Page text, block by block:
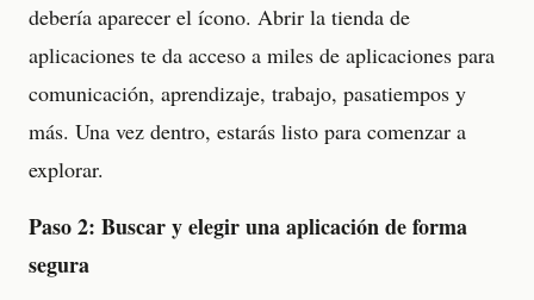
debería aparecer el ícono. Abrir la tienda de
aplicaciones te da acceso a miles de aplicaciones para
comunicación, aprendizaje, trabajo, pasatiempos y
más. Una vez dentro, estarás listo para comenzar a
explorar.
Paso 2: Buscar y elegir una aplicación de forma
segura